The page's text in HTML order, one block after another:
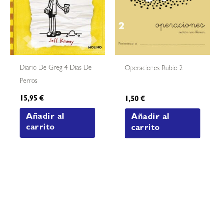
Diario De Greg 4 Dias De
Perros
15,95€
Añadir al
carrito
Operaciones Rubio 2
1,50€
Añadir al
carrito